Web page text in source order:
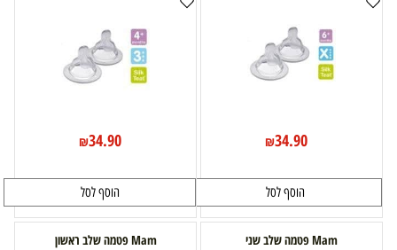
₪34.90
הוסף לסל
₪34.90
הוסף לסל
Mam פטמה שלב שני Mam פטמה שלב ראשון